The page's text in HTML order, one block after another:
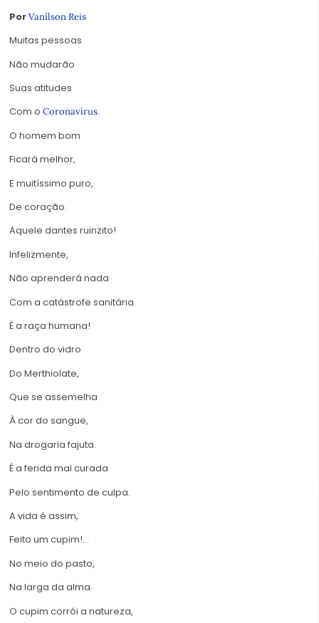
PorVanílson Reis
Muitas pessoas
Não mudarão
Suas atitudes
Com o Coronavírus.
O homem bom
Ficará melhor,
E muitíssimo puro,
De coração.
Aquele dantes ruinzito!
Infelizmente,
Não aprenderá nada
Com a catástrofe sanitária.
É a raça humana!
Dentro do vidro
Do Merthiolate,
Que se assemelha
À cor do sangue,
Na drogaria fajuta.
É a ferida mal curada
Pelo sentimento de culpa.
A vida é assim,
Feito um cupim!…
No meio do pasto,
Na larga da alma.
O cupim corrói a natureza,